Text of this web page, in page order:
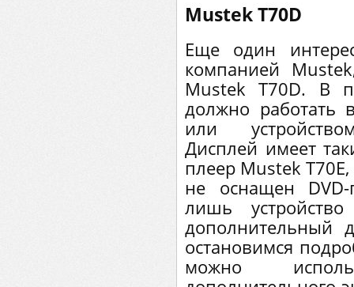
Mustek T70D
Еще один
компанией
Mustek T70D. В
должно работать
или
Дисплей имеет
плеер Mustek
не оснащен DVD-
лишь
дополнительный
остановимся
можно